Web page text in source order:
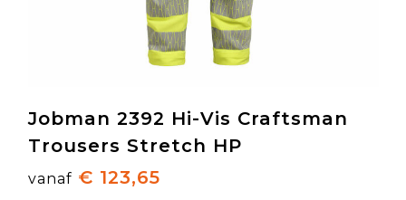
Jobman 2392 Hi-Vis Craftsman
Trousers Stretch HP
vanaf € 123,65